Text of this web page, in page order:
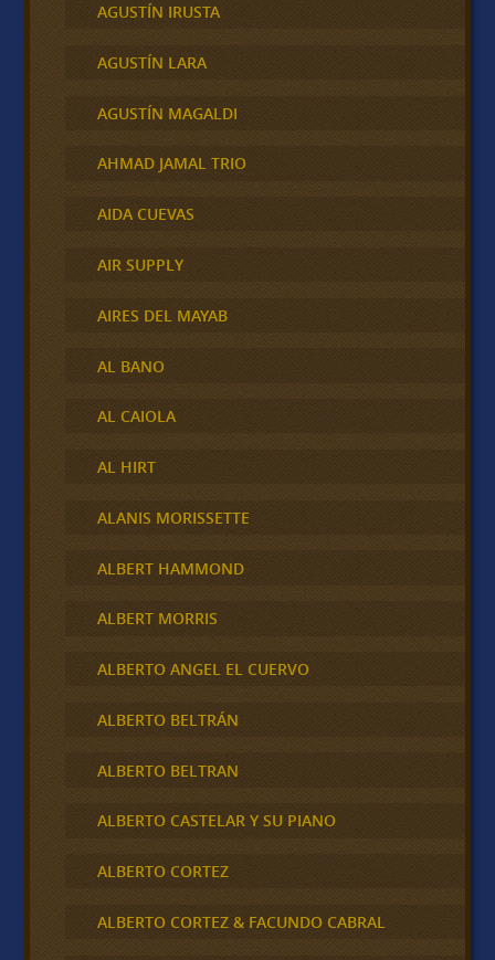
AGUSTÍN IRUSTA
AGUSTÍN LARA
AGUSTÍN MAGALDI
AHMAD JAMAL TRIO
AIDA CUEVAS
AIR SUPPLY
AIRES DEL MAYAB
AL BANO
AL CAIOLA
AL HIRT
ALANIS MORISSETTE
ALBERT HAMMOND
ALBERT MORRIS
ALBERTO ANGEL EL CUERVO
ALBERTO BELTRÁN
ALBERTO BELTRAN
ALBERTO CASTELAR Y SU PIANO
ALBERTO CORTEZ
ALBERTO CORTEZ & FACUNDO CABRAL